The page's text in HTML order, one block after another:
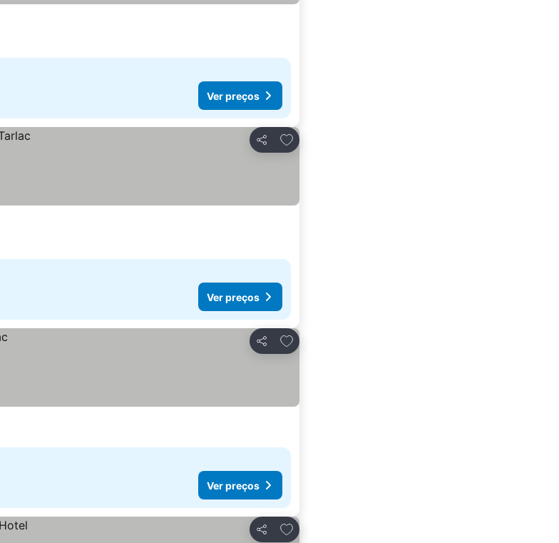
Ver preços
Partilhar
Adicionar aos favoritos
Ver preços
Partilhar
Adicionar aos favoritos
Ver preços
Partilhar
Adicionar aos favoritos